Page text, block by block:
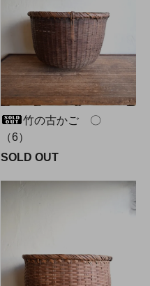
竹の古かご 〇
（6）
SOLD OUT